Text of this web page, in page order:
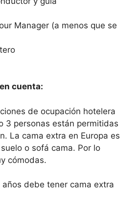
Manager (a menos que se
cuenta:
de ocupación hotelera
3 personas están permitidas
La cama extra en Europa es
o sofá cama. Por lo
cómodas.
debe tener cama extra